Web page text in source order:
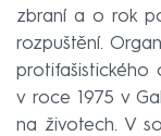
zbraní a o rok
rozpuštění.
protifašistického
v roce 1975 v
na životech. V